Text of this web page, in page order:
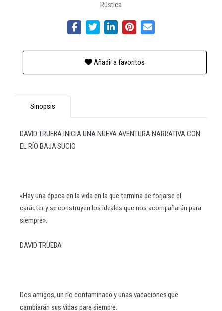
Rústica
Añadir a favoritos
Sinopsis
DAVID TRUEBA INICIA UNA NUEVA AVENTURA NARRATIVA CON
EL RÍO BAJA SUCIO
«Hay una época en la vida en la que termina de forjarse el
carácter y se construyen los ideales que nos acompañarán para
siempre».
DAVID TRUEBA
Dos amigos, un río contaminado y unas vacaciones que
cambiarán sus vidas para siempre.